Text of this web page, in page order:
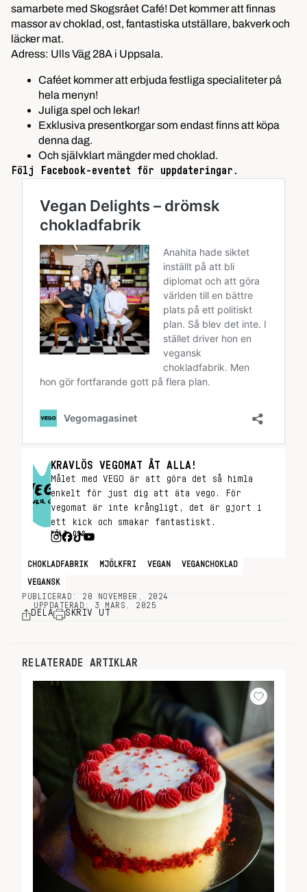
samarbete med Skogsrået Café! Det kommer att finnas
massor av choklad, ost, fantastiska utställare, bakverk och
läcker mat.
Adress: Ulls Väg 28A i Uppsala.
Caféet kommer att erbjuda festliga specialiteter på
hela menyn!
Juliga spel och lekar!
Exklusiva presentkorgar som endast finns att köpa
denna dag.
Och självklart mängder med choklad.
Följ Facebook-eventet för uppdateringar.
KRAVLÖS VEGOMAT ÅT ALLA!
Målet med VEGO är att göra det så himla
enkelt för just dig att äta vego. För
vegomat är inte krångligt, det är gjort i
ett kick och smakar fantastiskt.
FÖLJ OSS
CHOKLADFABRIK MJÖLKFRI VEGAN VEGANCHOKLAD
VEGANSK
PUBLICERAD: 20 NOVEMBER, 2024
UPPDATERAD: 3 MARS, 2025
DELA SKRIV UT
RELATERADE ARTIKLAR